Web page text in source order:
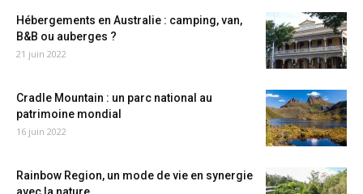
Hébergements en Australie : camping, van,
B&B ou auberges ?
21 juin 2022
Cradle Mountain : un parc national au
patrimoine mondial
16 juin 2022
Rainbow Region, un mode de vie en synergie